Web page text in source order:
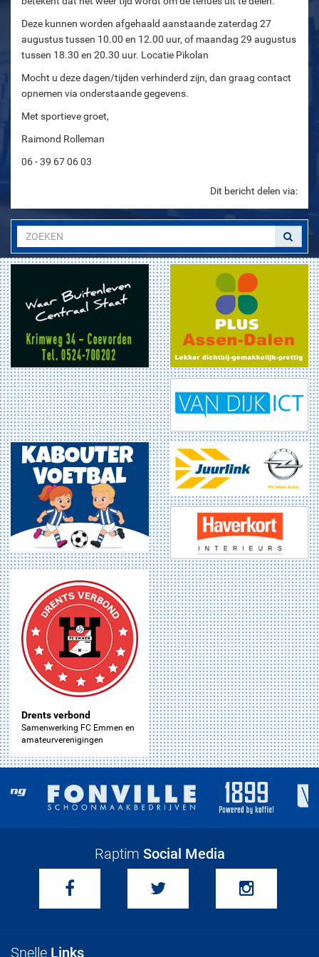
Deze kunnen worden afgehaald aanstaande zaterdag 27
augustus tussen 10.00 en 12.00 uur, of maandag 29 augustus
tussen 18.30 en 20.30 uur. Locatie Pikolan
Mocht u deze dagen/tijden verhinderd zijn, dan graag contact
opnemen via onderstaande gegevens.
Met sportieve groet,
Raimond Rolleman
06 - 39 67 06 03
Dit bericht delen via:
Drents verbond
Samenwerking FC Emmen en
amateurverenigingen
Raptim Social Media
Snelle Links